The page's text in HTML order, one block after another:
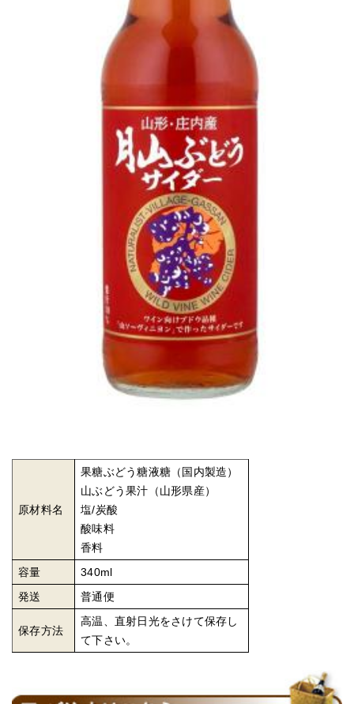
原材料名
果糖ぶどう糖液糖（国内製造）
山ぶどう果汁（山形県産）
塩/炭酸
酸味料
香料
容量
340ml
発送
普通便
保存方法
高温、直射日光をさけて保存し
て下さい。